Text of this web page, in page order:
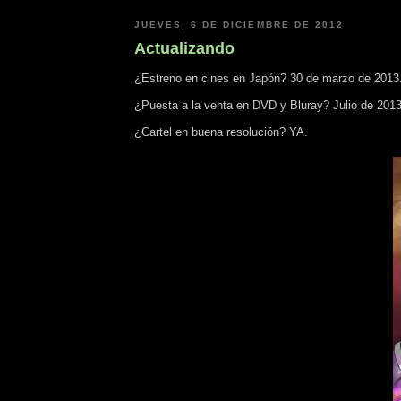
JUEVES, 6 DE DICIEMBRE DE 2012
Actualizando
¿Estreno en cines en Japón? 30 de marzo de
¿Puesta a la venta en DVD y Bluray? Julio de
¿Cartel en buena resolución? YA.